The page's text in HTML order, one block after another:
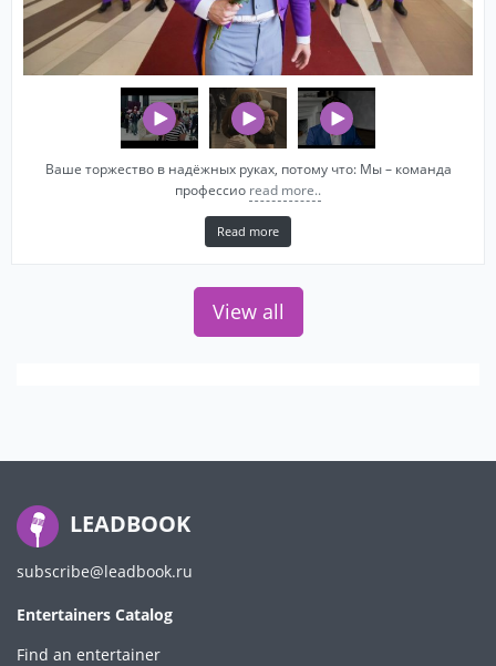
Ваше торжество в надёжных руках, потому что: Мы – команда
профессио read more..
Read more
View all
LEADBOOK
subscribe@leadbook.ru
Entertainers Catalog
Find an entertainer